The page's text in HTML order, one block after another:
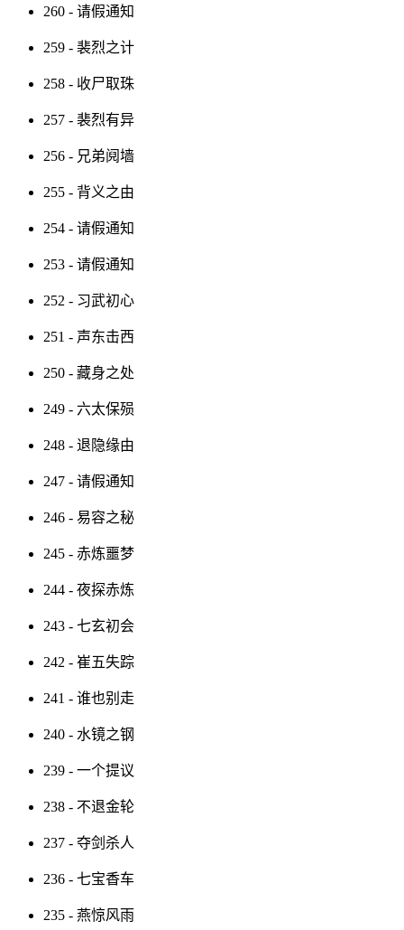
260 - 请假通知
259 - 裴烈之计
258 - 收尸取珠
257 - 裴烈有异
256 - 兄弟阋墙
255 - 背义之由
254 - 请假通知
253 - 请假通知
252 - 习武初心
251 - 声东击西
250 - 藏身之处
249 - 六太保殒
248 - 退隐缘由
247 - 请假通知
246 - 易容之秘
245 - 赤炼噩梦
244 - 夜探赤炼
243 - 七玄初会
242 - 崔五失踪
241 - 谁也别走
240 - 水镜之钢
239 - 一个提议
238 - 不退金轮
237 - 夺剑杀人
236 - 七宝香车
235 - 燕惊风雨